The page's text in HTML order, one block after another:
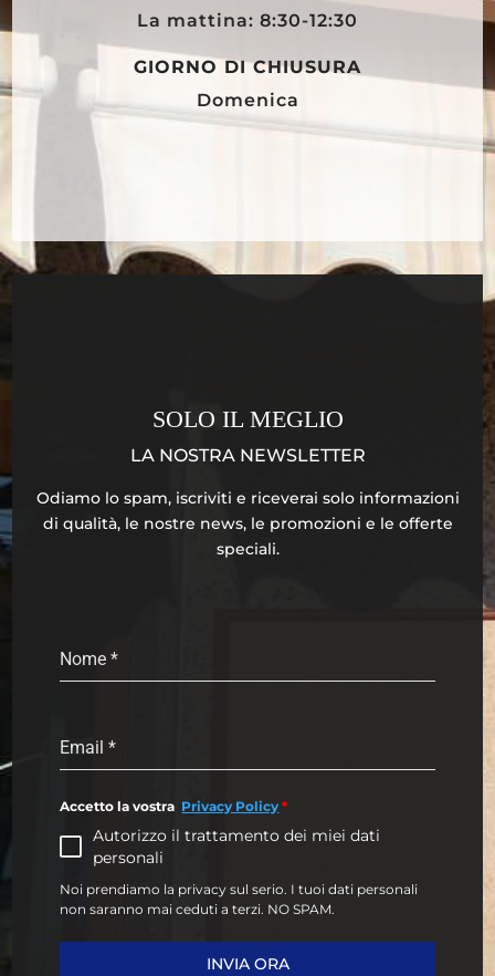
La mattina: 8:30-12:30
GIORNO DI CHIUSURA
Domenica
SOLO IL MEGLIO
LA NOSTRA NEWSLETTER
Odiamo lo spam, iscriviti e riceverai solo informazioni
di qualità, le nostre news, le promozioni e le offerte
speciali.
Nome*
Email*
Accetto la vostra Privacy Policy *
Autorizzo il trattamento dei miei dati
personali
Noi prendiamo la privacy sul serio. I tuoi dati personali
non saranno mai ceduti a terzi. NO SPAM.
INVIA ORA